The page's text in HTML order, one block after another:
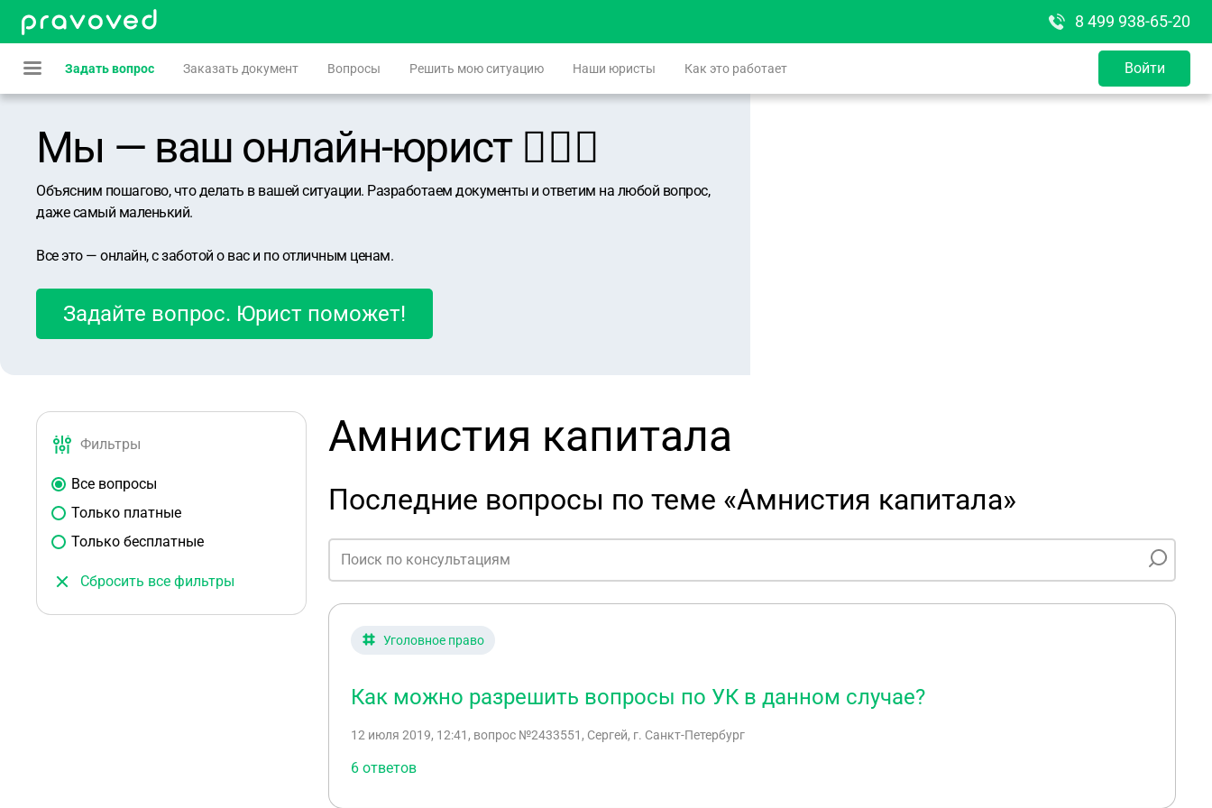
8 499 938-65-20
Задать вопрос Заказать документ Вопросы Решить мою ситуацию Наши юристы Как это работает Войти
Мы — ваш онлайн-юрист 👨🏻‍⚖️
Объясним пошагово, что делать в вашей ситуации. Разработаем документы и ответим на любой вопрос,
даже самый маленький.
Все это — онлайн, с заботой о вас и по отличным ценам.
Задайте вопрос. Юрист поможет!
Фильтры
Все вопросы
Только платные
Только бесплатные
Сбросить все фильтры
Амнистия капитала
Последние вопросы по теме «Амнистия капитала»
Уголовное право
Как можно разрешить вопросы по УК в данном случае?
12 июля 2019, 12:41 , вопрос №2433551, Сергей, г. Санкт-Петербург
6 ответов